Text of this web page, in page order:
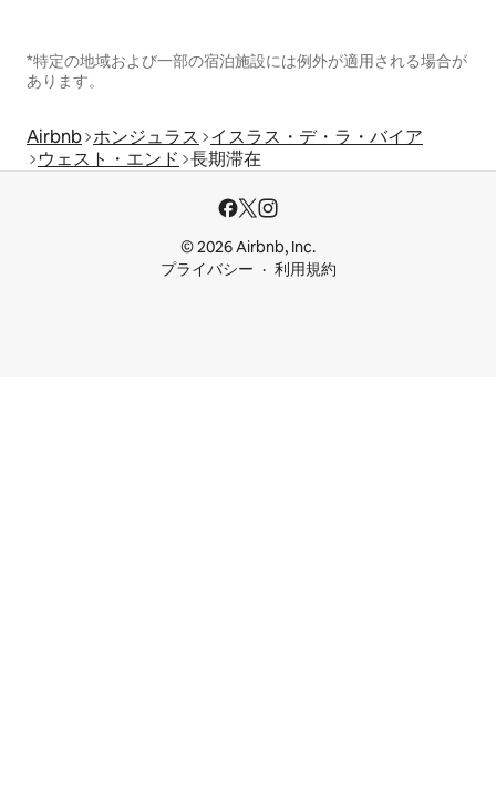
*特定の地域および一部の宿泊施設には例外が適用される場合が
あります。
Airbnb ホンジュラス
イスラス・デ・ラ・バイア
ウェスト・エンド 長期滞在
© 2026 Airbnb, Inc.
プライバシー
利用規約